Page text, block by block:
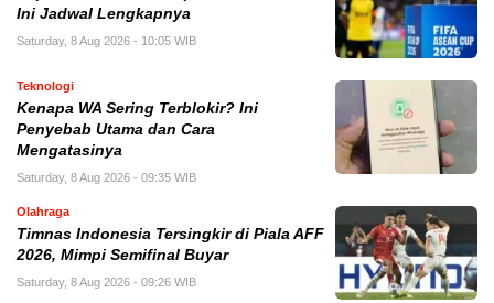
Ini Jadwal Lengkapnya
Saturday, 8 Aug 2026 - 10:05 WIB
Teknologi
Kenapa WA Sering Terblokir? Ini
Penyebab Utama dan Cara
Mengatasinya
Saturday, 8 Aug 2026 - 09:35 WIB
Olahraga
Timnas Indonesia Tersingkir di Piala AFF
2026, Mimpi Semifinal Buyar
Saturday, 8 Aug 2026 - 09:26 WIB